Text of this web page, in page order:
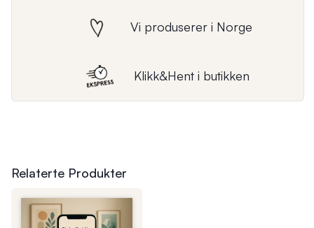
Vi produserer i Norge
Klikk&Hent i butikken
Relaterte Produkter